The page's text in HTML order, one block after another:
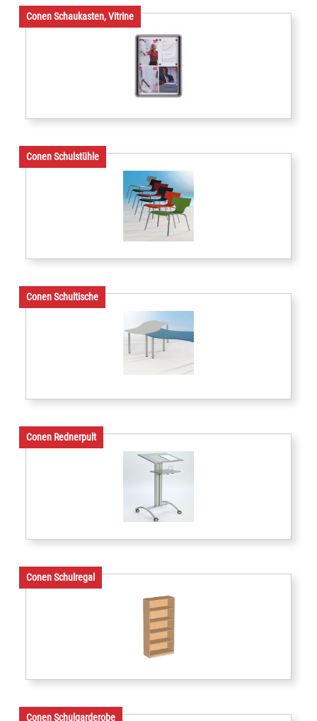
Conen Schaukasten, Vitrine
Conen Schulstühle
Conen Schultische
Conen Rednerpult
Conen Schulregal
Conen Schulgarderobe